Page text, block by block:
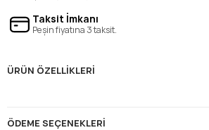
Taksit İmkanı
Peşin fiyatına 3 taksit.
ÜRÜN ÖZELLIKLERI
ÖDEME SEÇENEKLERI